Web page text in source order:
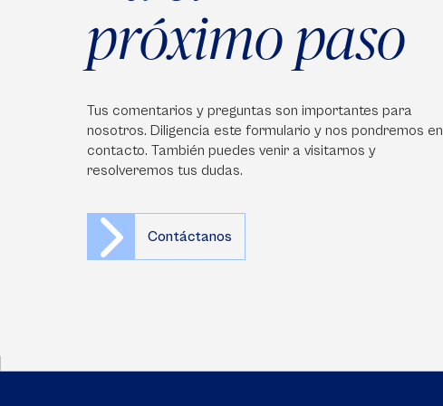
próximo paso
Tus comentarios y preguntas son importantes para
nosotros. Diligencia este formulario y nos pondremos en
contacto. También puedes venir a visitarnos y
resolveremos tus dudas.
Contáctanos